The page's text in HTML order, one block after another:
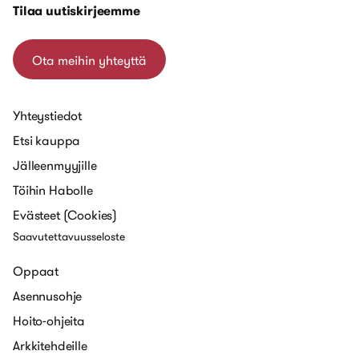
Tilaa uutiskirjeemme
Ota meihin yhteyttä
Yhteystiedot
Etsi kauppa
Jälleenmyyjille
Töihin Habolle
Evästeet (Cookies)
Saavutettavuusseloste
Oppaat
Asennusohje
Hoito-ohjeita
Arkkitehdeille